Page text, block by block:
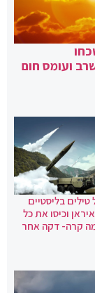
ועומס חום
בליסטיים
וכיסו את כל
קרה- דקה אחר